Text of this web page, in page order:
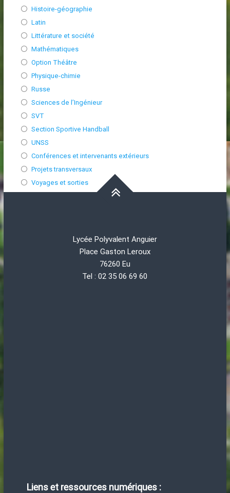
Histoire-géographie
Latin
Littérature et société
Mathématiques
Option Théâtre
Physique-chimie
Russe
Sciences de l’Ingénieur
SVT
Section Sportive Handball
UNSS
Conférences et intervenants extérieurs
Projets transversaux
Voyages et sorties
Lycée Polyvalent Anguier
Place Gaston Leroux
76260 Eu
Tel : 02 35 06 69 60
Liens et ressources numériques :